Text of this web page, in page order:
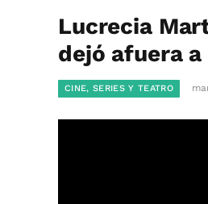
Lucrecia
dejó afuera
CINE, SERIES Y TEATRO